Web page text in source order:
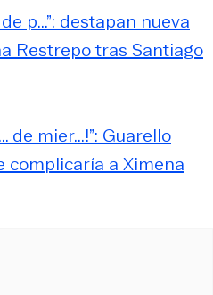
p...”: destapan nueva
Restrepo tras Santiago
de mier...!”: Guarello
complicaría a Ximena